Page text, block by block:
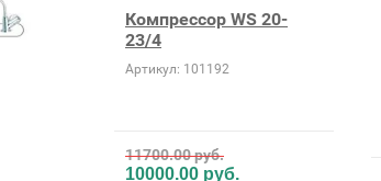
Компрессор WS 20-
23/4
Артикул: 101192
11700.00руб.
10000.00 руб.